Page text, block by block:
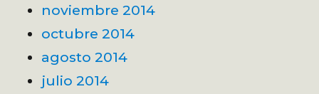
noviembre 2014
octubre 2014
agosto 2014
julio 2014